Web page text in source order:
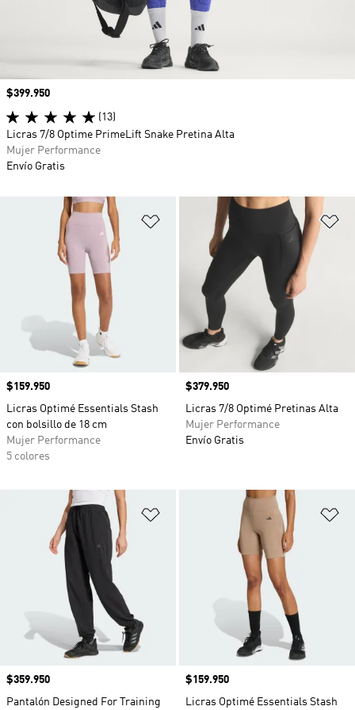
Añadir a la lista de deseos
Precio
$159.950
Licras Optimé Essentials Stash
con bolsillo de 18 cm
Mujer Performance
5 colores
Precio
$379.950
Licras 7/8 Optimé Pretinas Alta
Mujer Performance
Envío Gratis
Añadir a la lista de deseos
Precio
$359.950
Pantalón Designed For Training
Precio
$159.950
Licras Optimé Essentials Stash
Precio
$399.950
(13)
Licras 7/8 Optime PrimeLift Snake Pretina Alta
Mujer Performance
Envío Gratis